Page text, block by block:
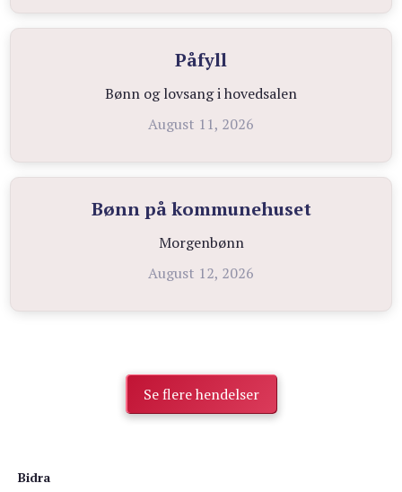
Påfyll
Bønn og lovsang i hovedsalen
August 11, 2026
Bønn på kommunehuset
Morgenbønn
August 12, 2026
Se flere hendelser
Bidra